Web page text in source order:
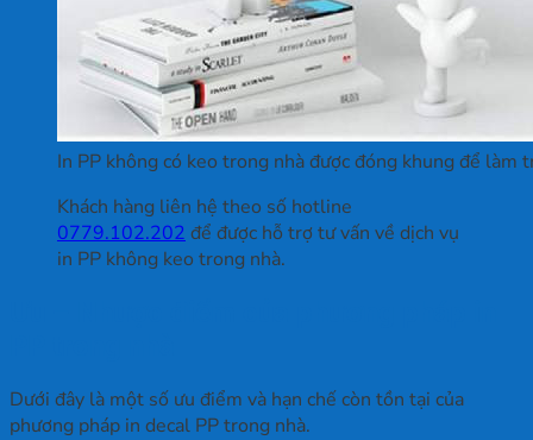
In PP không có keo trong nhà được đóng khung để
Khách hàng liên hệ theo số hotline
0779.102.202 để được hỗ trợ tư vấn về dịch vụ
in PP không keo trong nhà.
Dưới đây là một số ưu điểm và hạn chế còn tồn tại của
phương pháp in decal PP trong nhà.